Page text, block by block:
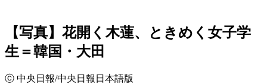
【写真】花開く木蓮、ときめく女子学
生＝韓国・大田
ⓒ 中央日報/中央日報日本語版